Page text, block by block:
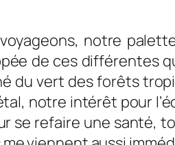
notre
de ces
du vert des forêts
notre intérêt pour
se refaire une santé,